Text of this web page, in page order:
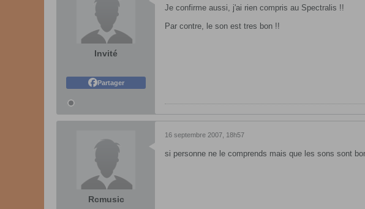
Invité
Partager
Je confirme aussi, j'ai rien compris au Spectralis !!
Par contre, le son est tres bon !!
Rcmusic
16 septembre 2007, 18h57
si personne ne le comprends mais que les sons sont